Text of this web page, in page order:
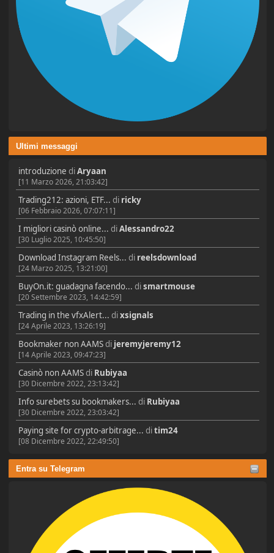
Ultimi messaggi
introduzione diAryaan
[11 Marzo 2026, 21:03:42]
Trading212: azioni, ETF... di ricky
[06 Febbraio 2026, 07:07:11]
I migliori casinò online... diAlessandro22
[30 Luglio 2025, 10:45:50]
Download Instagram Reels... di reelsdownload
[24 Marzo 2025, 13:21:00]
BuyOn.it: guadagna facendo... dismartmouse
[20 Settembre 2023, 14:42:59]
Trading in the vfxAlert... dixsignals
[24 Aprile 2023, 13:26:19]
Bookmaker non AAMSdi jeremyjeremy12
[14 Aprile 2023, 09:47:23]
Casinò non AAMSdi Rubiyaa
[30 Dicembre 2022, 23:13:42]
Info surebets su bookmakers... di Rubiyaa
[30 Dicembre 2022, 23:03:42]
Paying site for crypto-arbitrage... ditim24
[08 Dicembre 2022, 22:49:50]
Entra su Telegram